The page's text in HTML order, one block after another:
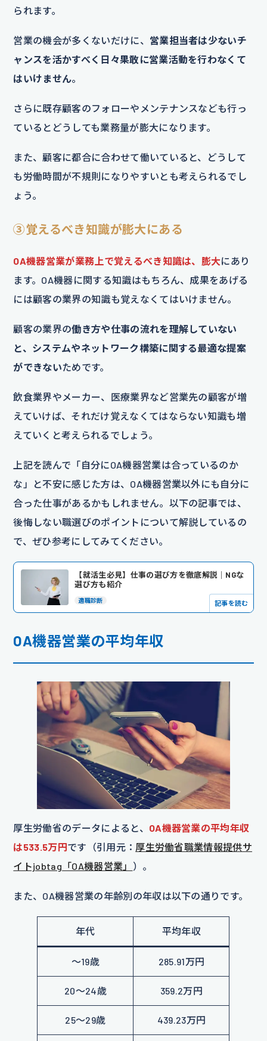
られます。
営業の機会が多くないだけに、 営業担当者は少ないチ
ャンスを活かすべく日々果敢に営業活動を行わなくて
はいけません。
さらに既存顧客のフォローやメンテナンスなども行っ
ているとどうしても業務量が膨大になります。
また、顧客に都合に合わせて働いていると、どうして
も労働時間が不規則になりやすいとも考えられるでし
ょう。
③覚えるべき知識が膨大にある
OA機器営業が業務上で覚えるべき知識は、膨大にあり
ます。OA機器に関する知識はもちろん、成果をあげる
には顧客の業界の知識も覚えなくてはいけません。
顧客の業界の働き方や仕事の流れを理解していない
と、システムやネットワーク構築に関する最適な提案
ができないためです。
飲食業界やメーカー、医療業界など営業先の顧客が増
えていけば、それだけ覚えなくてはならない知識も増
えていくと考えられるでしょう。
上記を読んで「自分にOA機器営業は合っているのか
な」と不安に感じた方は、OA機器営業以外にも自分に
合った仕事があるかもしれません。以下の記事では、
後悔しない職選びのポイントについて解説しているの
で、ぜひ参考にしてみてください。
【就活生必見】仕事の選び方を徹底解説｜NGな
選び方も紹介
適職診断 記事を読む
OA機器営業の平均年収
厚生労働省のデータによると、 OA機器営業の平均年収
は533.5万円 です（引用元： 厚生労働省職業情報提供サ
イトjobtag「OA機器営業」 ）。
また、OA機器営業の年齢別の年収は以下の通りです。
年代 平均年収
～19歳 285.91万円
20～24歳 359.2万円
25～29歳 439.23万円